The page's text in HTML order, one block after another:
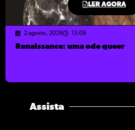
LER AGORA
2 agosto, 2026 13:09
Renaissance: uma ode queer
Assista